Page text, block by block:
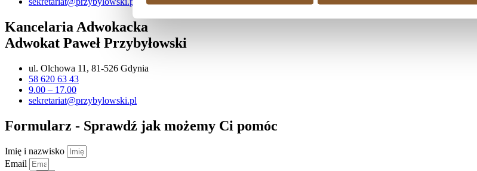
Kancelaria Adwokacka
Adwokat Paweł Przybyłowski
ul. Olchowa 11, 81-526 Gdynia
58 620 63 43
9.00 – 17.00
sekretariat@przybylowski.pl
Formularz - Sprawdź jak możemy Ci pomóc
Imię i nazwisko
Email